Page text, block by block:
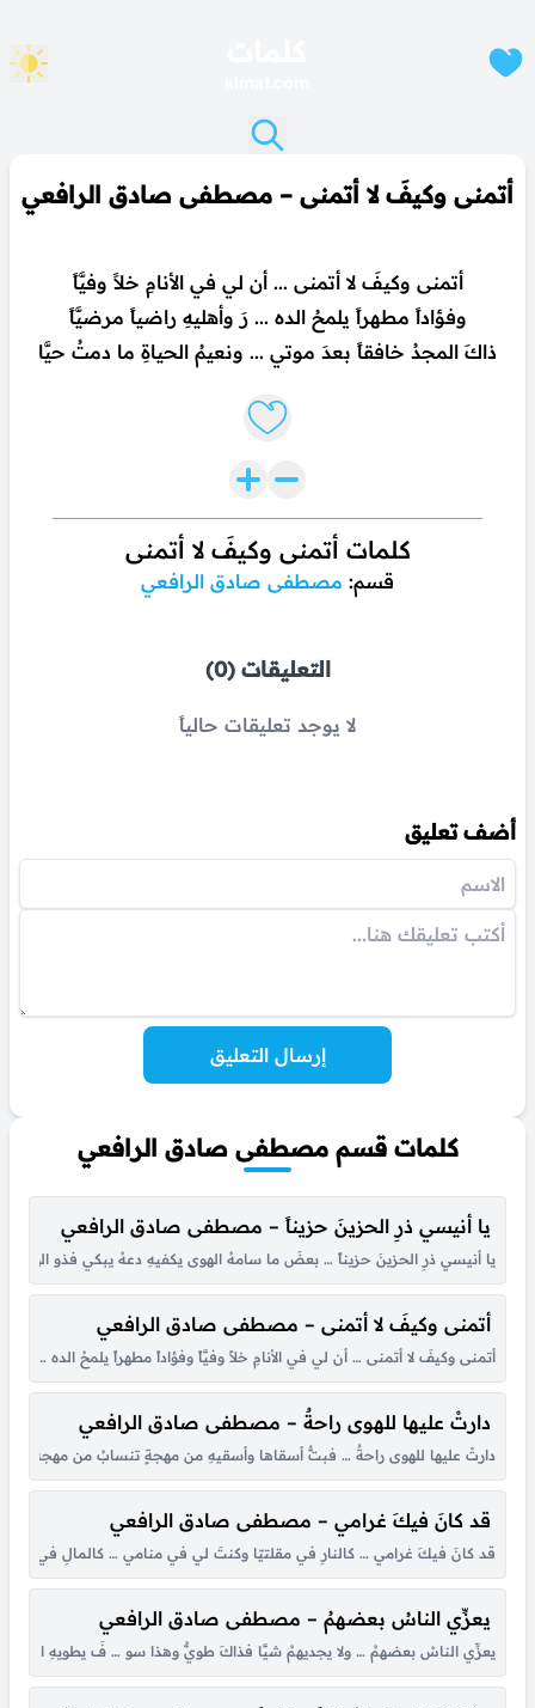
أتمنى وكيفَ لا أتمنى – مصطفى صادق الرافعي
أتمنى وكيفَ لا أتمنى ... أن لي في الأنامِ خلاً وفيَّاً
وفؤاداً مطهراً يلمحُ الده ... رَ وأهليهِ راضياً مرضيَّاً
ذاكَ المجدُ خافقاً بعدَ موتي ... ونعيمُ الحياةِ ما دمتُ حيَّا
Like lyrics
كلمات أتمنى وكيفَ لا أتمنى
قسم: مصطفى صادق الرافعي
التعليقات (0)
لا يوجد تعليقات حالياً
أضف تعليق
إرسال التعليق
كلمات قسم مصطفى صادق الرافعي
يا أنيسي ذرِ الحزينَ حزيناً – مصطفى صادق الرافعي
يا أنيسي ذرِ الحزينَ حزيناً … بعضَ ما سامهُ الهوى يكفيهِ دعهُ يبكي فذو الهمومِ
أتمنى وكيفَ لا أتمنى – مصطفى صادق الرافعي
أتمنى وكيفَ لا أتمنى … أن لي في الأنامِ خلاً وفيَّاً وفؤاداً مطهراً يلمحُ الده …
دارتْ عليها للهوى راحةٌ – مصطفى صادق الرافعي
دارتْ عليها للهوى راحةٌ … فبتُّ أسقاها وأسقيهِ من مهجةٍ تنسابُ من مهجةٍ …
قد كانَ فيكَ غرامي – مصطفى صادق الرافعي
قد كانَ فيكَ غرامي … كالنارِ في مقلتيّا وكنتَ لي في منامي … كالمالِ في
يعزِّي الناسُ بعضهمُ – مصطفى صادق الرافعي
يعزِّي الناسُ بعضهمُ … ولا يجديهمُ شيَّا فذاكَ طويٌّ وهذا سو … فَ يطويهِ الردى